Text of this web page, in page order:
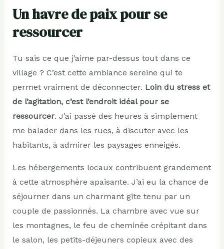
Un havre de paix pour se
ressourcer
Tu sais ce que j’aime par-dessus tout dans ce
village ? C’est cette ambiance sereine qui te
permet vraiment de déconnecter. Loin du stress et
de l’agitation, c’est l’endroit idéal pour se
ressourcer. J’ai passé des heures à simplement
me balader dans les rues, à discuter avec les
habitants, à admirer les paysages enneigés.
Les hébergements locaux contribuent grandement
à cette atmosphère apaisante. J’ai eu la chance de
séjourner dans un charmant gîte tenu par un
couple de passionnés. La chambre avec vue sur
les montagnes, le feu de cheminée crépitant dans
le salon, les petits-déjeuners copieux avec des